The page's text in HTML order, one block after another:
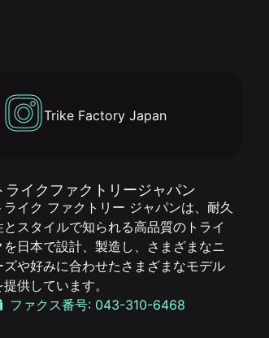
Trike Factory Japan
ライクファクトリージャパン
ライク ファクトリー ジャパンは、耐久
とスタイルで知られる高品質のトライ
を日本で設計、製造し、さまざまなニ
ズや好みに合わせたさまざまなモデル
提供しています。
ファクス番号: 043-310-6468